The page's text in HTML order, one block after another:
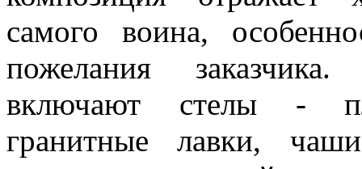
самого воина,
пожелания
включают стелы -
гранитные лавки,